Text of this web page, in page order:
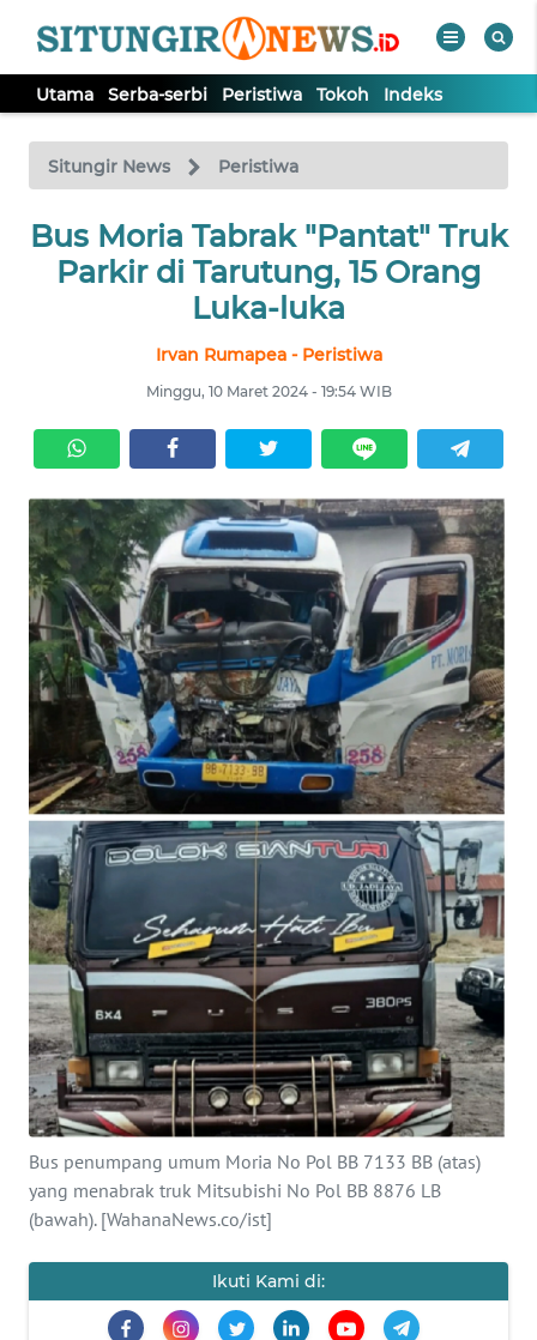
Utama Serba-serbi Peristiwa Tokoh Indeks
Situngir News Peristiwa
Bus Moria Tabrak "Pantat" Truk
Parkir di Tarutung, 15 Orang
Luka-luka
Irvan Rumapea - Peristiwa
Minggu, 10 Maret 2024 - 19:54 WIB
Bus penumpang umum Moria No Pol BB 7133 BB (atas)
yang menabrak truk Mitsubishi No Pol BB 8876 LB
(bawah). [WahanaNews.co/ist]
Ikuti Kami di:
TV
Tutup
UTAMA
TOKOH
Informasi
INDEKS
BERITA
KONTAK
KAMI
IKLAN
TENTANG
KAMI
PEDOMAN
MEDIA
SIBER
REDAKSI
KARIR
DISCLAIMER
Wahana
News